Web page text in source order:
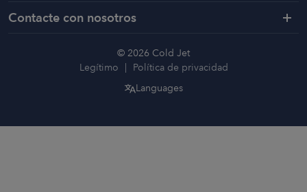
Contacte con nosotros
© 2026 Cold Jet
Legítimo
Política de privacidad
Languages